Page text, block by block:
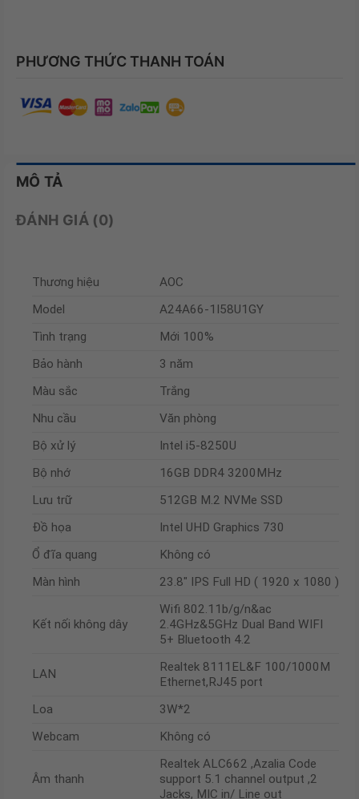
PHƯƠNG THỨC THANH TOÁN
MÔ TẢ
ĐÁNH GIÁ (0)
Thương hiệu
AOC
Model
A24A66-1I58U1GY
Tình trạng
Mới 100%
Bảo hành
3 năm
Màu sắc
Trắng
Nhu cầu
Văn phòng
Bộ xử lý
Intel i5-8250U
Bộ nhớ
16GB DDR4 3200MHz
Lưu trữ
512GB M.2 NVMe SSD
Đồ họa
Intel UHD Graphics 730
Ổ đĩa quang
Không có
Màn hình
23.8″ IPS Full HD ( 1920 x 1080 )
Kết nối không dây
Wifi 802.11b/g/n&ac
2.4GHz&5GHz Dual Band WIFI
5+ Bluetooth 4.2
LAN
Realtek 8111EL&F 100/1000M
Ethernet,RJ45 port
Loa
3W*2
Webcam
Không có
Âm thanh
Realtek ALC662 ,Azalia Code
support 5.1 channel output ,2
Jacks, MIC in/ Line out